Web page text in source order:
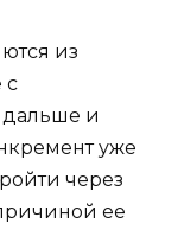
из
с
дальше и
уже
через
ее